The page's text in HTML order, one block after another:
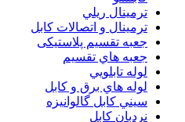
ترمينال ريلي
ترمينال و اتصالات كابل
جعبه تقسيم پلاستیکی
جعبه هاي تقسيم
لوله تابلويي
لوله هاي برق و كابل
سيني كابل گالوانيزه
نردبان كابل